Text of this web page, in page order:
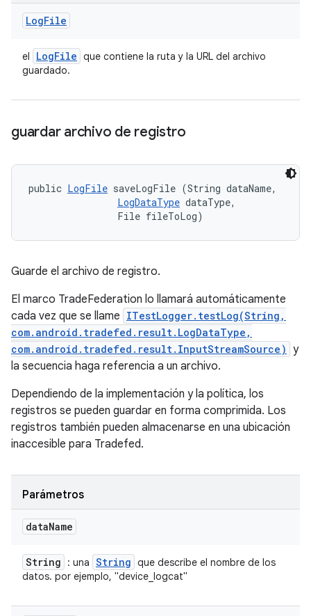
LogFile
el LogFile que contiene la ruta y la URL del archivo
guardado.
guardar archivo de registro
public LogFile saveLogFile (String dataName,
LogDataType dataType,
                File fileToLog)
Guarde el archivo de registro.
El marco TradeFederation lo llamará automáticamente
cada vez que se llame ITestLogger.testLog(String,
com.android.tradefed.result.LogDataType,
com.android.tradefed.result.InputStreamSource) y
la secuencia haga referencia a un archivo.
Dependiendo de la implementación y la política, los
registros se pueden guardar en forma comprimida. Los
registros también pueden almacenarse en una ubicación
inaccesible para Tradefed.
Parámetros
dataName
String : una String que describe el nombre de los
datos. por ejemplo, "device_logcat"